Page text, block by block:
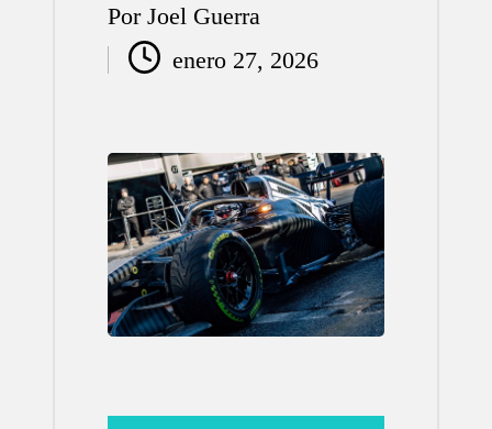
Publicado
por
Por Joel Guerra
enero 27, 2026